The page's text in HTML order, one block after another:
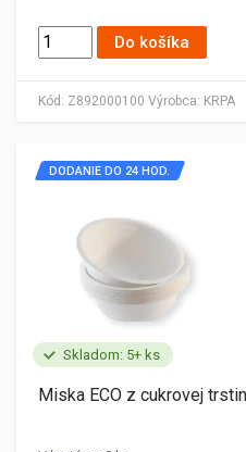
Kód: Z892000100 Výrobca: KRPA
Do košíka
Skladom: 5+ ks
DODANIE DO 24 HOD.
Miska ECO z cukrovej